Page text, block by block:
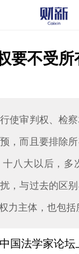
要不受
使审判权、检
，而且要排除
八大以后，多
，与过去的区
力主体，也包
法学家论坛